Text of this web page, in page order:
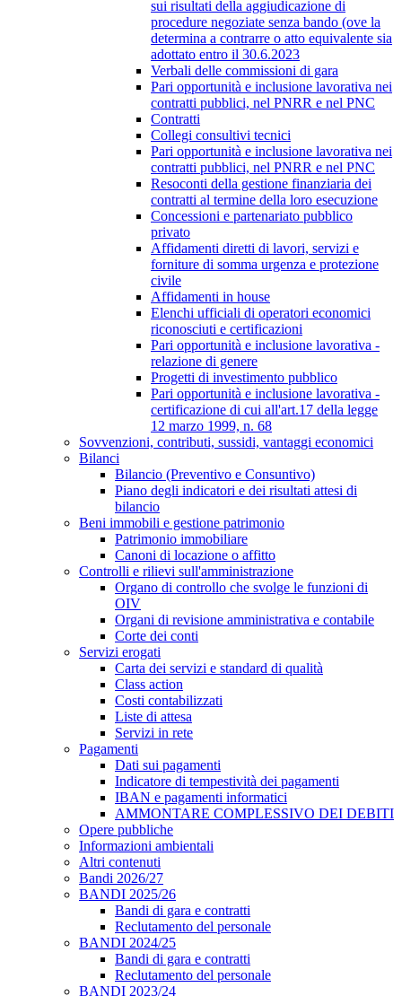
sui risultati della aggiudicazione di
procedure negoziate senza bando (ove la
determina a contrarre o atto equivalente sia
adottato entro il 30.6.2023
Verbali delle commissioni di gara
Pari opportunità e inclusione lavorativa nei
contratti pubblici, nel PNRR e nel PNC
Contratti
Collegi consultivi tecnici
Pari opportunità e inclusione lavorativa nei
contratti pubblici, nel PNRR e nel PNC
Resoconti della gestione finanziaria dei
contratti al termine della loro esecuzione
Concessioni e partenariato pubblico
privato
Affidamenti diretti di lavori, servizi e
forniture di somma urgenza e protezione
civile
Affidamenti in house
Elenchi ufficiali di operatori economici
riconosciuti e certificazioni
Pari opportunità e inclusione lavorativa -
relazione di genere
Progetti di investimento pubblico
Pari opportunità e inclusione lavorativa -
certificazione di cui all'art.17 della legge
12 marzo 1999, n. 68
Sovvenzioni, contributi, sussidi, vantaggi economici
Bilanci
Bilancio (Preventivo e Consuntivo)
Piano degli indicatori e dei risultati attesi di
bilancio
Beni immobili e gestione patrimonio
Patrimonio immobiliare
Canoni di locazione o affitto
Controlli e rilievi sull'amministrazione
Organo di controllo che svolge le funzioni di
OIV
Organi di revisione amministrativa e contabile
Corte dei conti
Servizi erogati
Carta dei servizi e standard di qualità
Class action
Costi contabilizzati
Liste di attesa
Servizi in rete
Pagamenti
Dati sui pagamenti
Indicatore di tempestività dei pagamenti
IBAN e pagamenti informatici
AMMONTARE COMPLESSIVO DEI DEBITI
Opere pubbliche
Informazioni ambientali
Altri contenuti
Bandi 2026/27
BANDI 2025/26
Bandi di gara e contratti
Reclutamento del personale
BANDI 2024/25
Bandi di gara e contratti
Reclutamento del personale
BANDI 2023/24